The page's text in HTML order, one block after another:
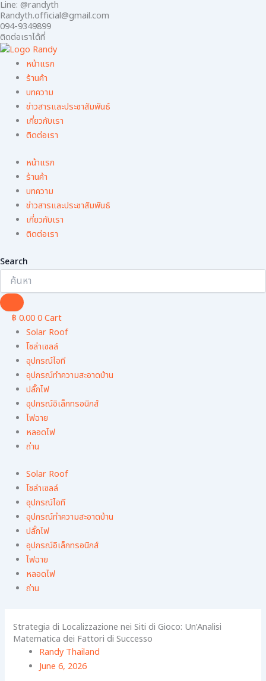
Skip
to
content
Line: @randyth
Randyth.official@gmail.com
094-9349899
ติดต่อเราได้ที่
หน้าแรก
ร้านค้า
บทความ
ข่าวสารและประชาสัมพันธ์
เกี่ยวกับเรา
ติดต่อเรา
หน้าแรก
ร้านค้า
บทความ
ข่าวสารและประชาสัมพันธ์
เกี่ยวกับเรา
ติดต่อเรา
Search
฿ 0.000Cart
Solar Roof
โซล่าเซลล์
อุปกรณ์ไอที
อุปกรณ์ทําความสะอาดบ้าน
ปลั๊กไฟ
อุปกรณ์อิเล็กทรอนิกส์
ไฟฉาย
หลอดไฟ
ถ่าน
Solar Roof
โซล่าเซลล์
อุปกรณ์ไอที
อุปกรณ์ทําความสะอาดบ้าน
ปลั๊กไฟ
อุปกรณ์อิเล็กทรอนิกส์
ไฟฉาย
หลอดไฟ
ถ่าน
Strategia di Localizzazione nei Siti di Gioco: Un’Analisi
Matematica dei Fattori di Successo
Randy Thailand
June 6, 2026